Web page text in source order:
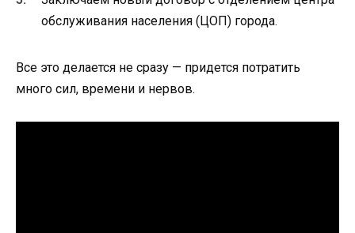
обслуживания населения (ЦОП) города.
Все это делается не сразу — придется потратить
много сил, времени и нервов.